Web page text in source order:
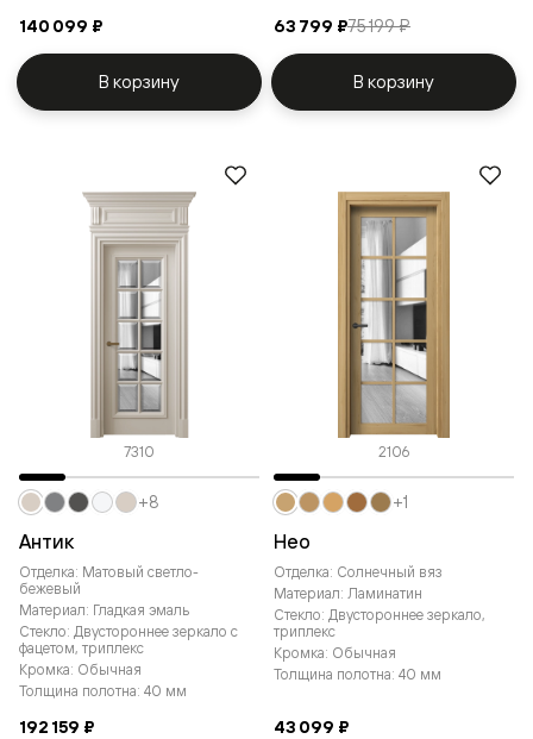
140 099 ₽
В корзину
63 799 ₽75 199 ₽
В корзину
7310
Антик
Отделка: Матовый светло-
бежевый
Материал: Гладкая эмаль
Стекло: Двустороннее зеркало с
фацетом, триплекс
Кромка: Обычная
Толщина полотна: 40 мм
192 159 ₽
+8
2106
Нео
Отделка: Солнечный вяз
Материал: Ламинатин
Стекло: Двустороннее зеркало,
триплекс
Кромка: Обычная
Толщина полотна: 40 мм
43 099 ₽
+1